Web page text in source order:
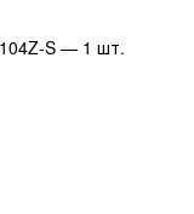
S — 1 шт.